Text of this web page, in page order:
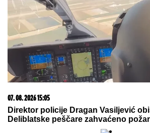
Koliko visoku temperaturu ljudsko